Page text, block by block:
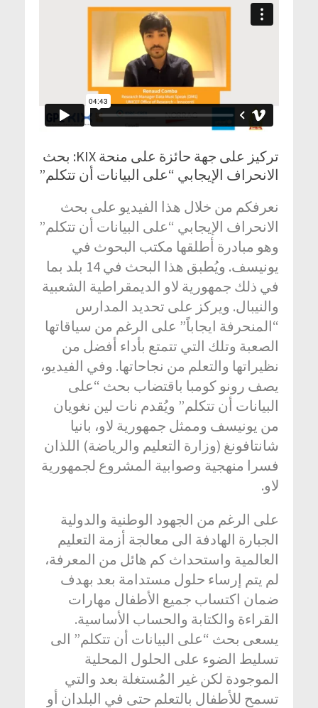
تركيز على جهة حائزة على منحة KIX: بحث
الانحراف الإيجابي “على البيانات أن تتكلم”
نعرفكم من خلال هذا الفيديو على بحث
الانحراف الإيجابي “على البيانات أن تتكلم”
وهو مبادرة أطلقها مكتب البحوث في
يونيسف. ويُطبق هذا البحث في 14 بلد بما
في ذلك جمهورية لاو الديمقراطية الشعبية
والنيبال. ويركز على تحديد المدارس
“المنحرفة ايجاباً” على الرغم من سياقاتها
الصعبة وتلك التي تتمتع بأداء أفضل من
نظيراتها والتعلم من نجاحاتها. وفي الفيديو،
يصف رونو كومبا باقتضاب بحث “على
البيانات أن تتكلم” ويُقدم نات لين نغويان
من يونيسف وممثل جمهورية لاو، بانيا
شانتافونغ (وزارة التعليم والرياضة) اللذان
فسرا منهجية وصوابية المشروع لجمهورية
لاو.
على الرغم من الجهود الوطنية والدولية
الجبارة الهادفة الى معالجة أزمة التعليم
العالمية واستحداث كم هائل من المعرفة،
لم يتم إرساء حلول مستدامة بعد بهدف
ضمان اكتساب جميع الأطفال مهارات
القراءة والكتابة والحساب الأساسية.
يسعى بحث “على البيانات أن تتكلم” الى
تسليط الضوء على الحلول المحلية
الموجودة لكن غير المُستغلة بعد والتي
تسمح للأطفال بالتعلم حتى في البلدان أو